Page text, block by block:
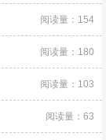
阅读量：154
阅读量：180
阅读量：103
阅读量：63